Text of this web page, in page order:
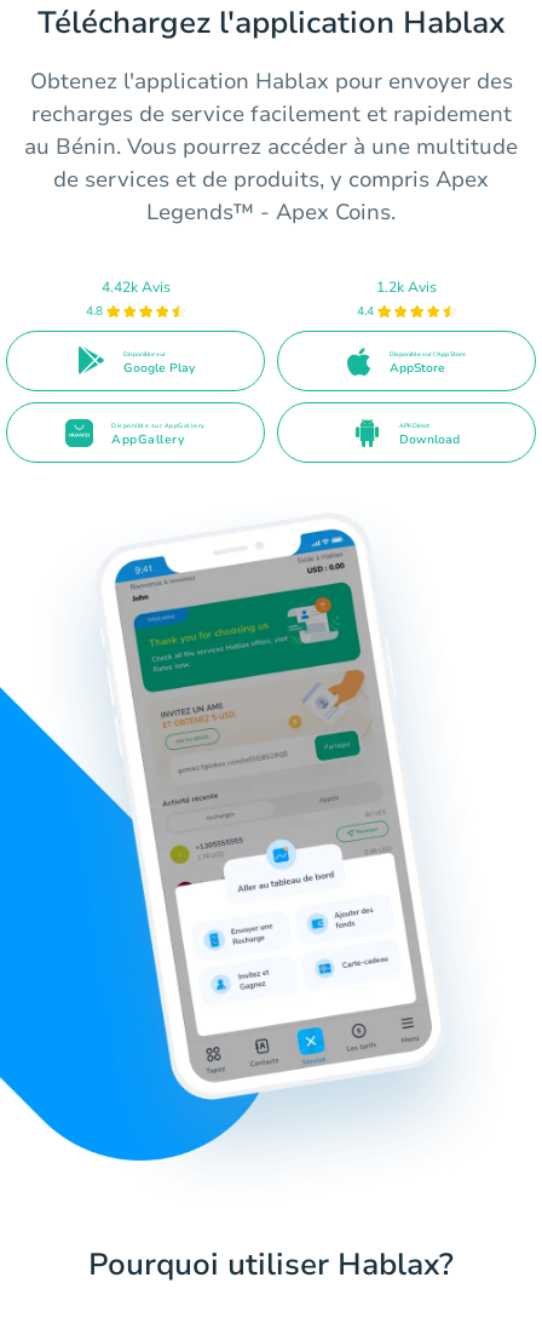
Téléchargez l'application Hablax
Obtenez l'application Hablax pour envoyer des
recharges de service facilement et rapidement
au Bénin. Vous pourrez accéder à une multitude
de services et de produits, y compris Apex
Legends™ - Apex Coins.
4.42k Avis
4.8
Disponible sur
Google Play
1.2k Avis
4.4
Disponible sur l'App Store
AppStore
Disponible sur AppGallery
AppGallery
APK Direct
Download
Pourquoi utiliser Hablax?